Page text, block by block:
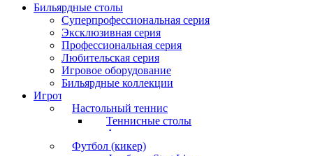
Бильярдные столы
Суперпрофессиональная серия
Эксклюзивная серия
Профессиональная серия
Любительская серия
Игровое оборудование
Бильярдные коллекции
Игротека
Настольный теннис
Теннисные столы
Аксессуары
Футбол (кикер)